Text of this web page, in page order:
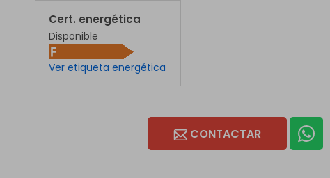
Cert. energética
Disponible
Ver etiqueta energética
CONTACTAR